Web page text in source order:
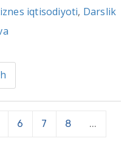
iqtisodiyoti, Darslik
6 7 8 ...